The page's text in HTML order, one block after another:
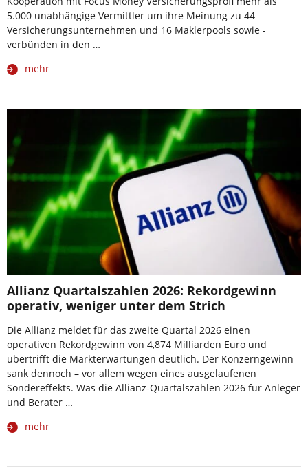
5.000 unabhängige Vermittler um ihre Meinung zu 44
Versicherungsunternehmen und 16 Maklerpools sowie -
verbünden in den …
mehr
Allianz Quartalszahlen 2026: Rekordgewinn
operativ, weniger unter dem Strich
Die Allianz meldet für das zweite Quartal 2026 einen
operativen Rekordgewinn von 4,874 Milliarden Euro und
übertrifft die Markterwartungen deutlich. Der Konzerngewinn
sank dennoch – vor allem wegen eines ausgelaufenen
Sondereffekts. Was die Allianz-Quartalszahlen 2026 für Anleger
und Berater …
mehr